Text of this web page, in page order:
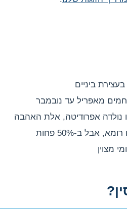
נולדה אפרודיטה, אלת האהבה
אבל ב-50% פחות
מצוין